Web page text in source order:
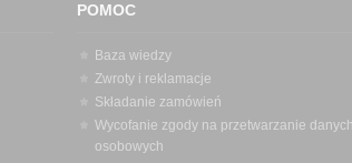
POMOC
Baza wiedzy
Zwroty i reklamacje
Składanie zamówień
Wycofanie zgody na przetwarzanie danych
osobowych